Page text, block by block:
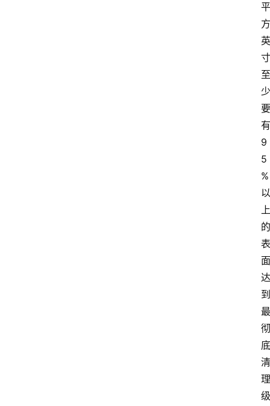
平
方
英
寸
至
少
要
有
9
5
%
以
上
的
表
面
达
到
最
彻
底
清
理
级